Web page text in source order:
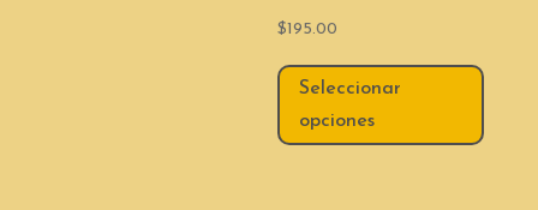
$195.00
Seleccionar
opciones